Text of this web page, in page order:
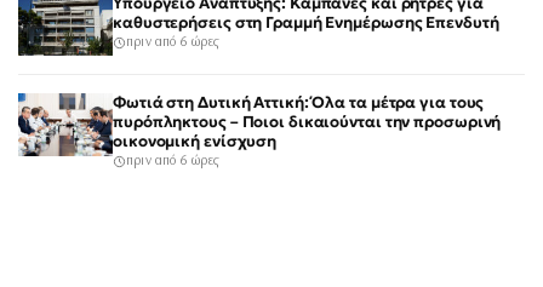
καθυστερήσεις στη Γραμμή Ενημέρωσης Επενδυτή
πριν από 6 ώρες
Φωτιά στη Δυτική Αττική: Όλα τα μέτρα για τους
πυρόπληκτους – Ποιοι δικαιούνται την προσωρινή
οικονομική ενίσχυση
πριν από 6 ώρες